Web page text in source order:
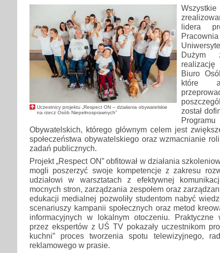
Uczestnicy projektu „Respect ON – działania obywatelskie
na rzecz Osób Niepełnosprawnych”
lidera
Dużym
realizację
Biuro
które
został
Obywatelskich, którego głównym celem jest
społeczeństwa obywatelskiego oraz wzmacnianie
zadań publicznych.
Projekt „Respect ON” obfitował w działania
mogli poszerzyć swoje kompetencje z zakresu
udziałowi w warsztatach z efektywnej
mocnych stron, zarządzania zespołem oraz
edukacji medialnej pozwoliły studentom nabyć
scenariuszy kampanii społecznych oraz metod
informacyjnych w lokalnym otoczeniu. Praktyczne
przez ekspertów z UŚ TV pokazały uczestnikom
kuchni” proces tworzenia spotu telewizyjnego,
reklamowego w prasie.